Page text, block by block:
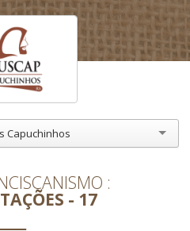
Capuchinhos
- 17